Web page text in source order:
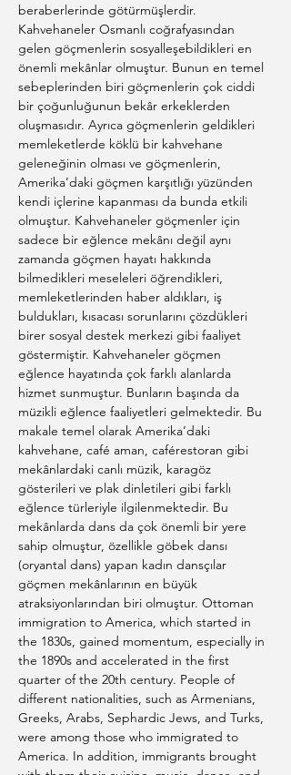
beraberlerinde götürmüşlerdir.
Kahvehaneler Osmanlı coğrafyasından
gelen göçmenlerin sosyalleşebildikleri en
önemli mekânlar olmuştur. Bunun en temel
sebeplerinden biri göçmenlerin çok ciddi
bir çoğunluğunun bekâr erkeklerden
oluşmasıdır. Ayrıca göçmenlerin geldikleri
memleketlerde köklü bir kahvehane
geleneğinin olması ve göçmenlerin,
Amerika’daki göçmen karşıtlığı yüzünden
kendi içlerine kapanması da bunda etkili
olmuştur. Kahvehaneler göçmenler için
sadece bir eğlence mekânı değil aynı
zamanda göçmen hayatı hakkında
bilmedikleri meseleleri öğrendikleri,
memleketlerinden haber aldıkları, iş
buldukları, kısacası sorunlarını çözdükleri
birer sosyal destek merkezi gibi faaliyet
göstermiştir. Kahvehaneler göçmen
eğlence hayatında çok farklı alanlarda
hizmet sunmuştur. Bunların başında da
müzikli eğlence faaliyetleri gelmektedir. Bu
makale temel olarak Amerika’daki
kahvehane, café aman, caférestoran gibi
mekânlardaki canlı müzik, karagöz
gösterileri ve plak dinletileri gibi farklı
eğlence türleriyle ilgilenmektedir. Bu
mekânlarda dans da çok önemli bir yere
sahip olmuştur, özellikle göbek dansı
(oryantal dans) yapan kadın dansçılar
göçmen mekânlarının en büyük
atraksiyonlarından biri olmuştur. Ottoman
immigration to America, which started in
the 1830s, gained momentum, especially in
the 1890s and accelerated in the first
quarter of the 20th century. People of
different nationalities, such as Armenians,
Greeks, Arabs, Sephardic Jews, and Turks,
were among those who immigrated to
America. In addition, immigrants brought